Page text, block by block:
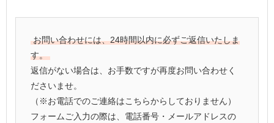
お問い合わせには、24時間以内に必ずご返信いたしま
す。
返信がない場合は、お手数ですが再度お問い合わせく
ださいませ。
（※お電話でのご連絡はこちらからしておりません）
フォームご入力の際は、電話番号・メールアドレスの